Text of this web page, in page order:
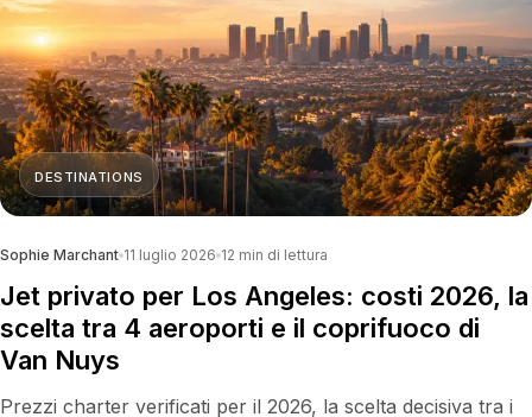
DESTINATIONS
Sophie Marchant 11 luglio 2026 12 min di lettura
Jet privato per Los Angeles: costi 2026, la
scelta tra 4 aeroporti e il coprifuoco di
Van Nuys
Prezzi charter verificati per il 2026, la scelta decisiva tra i